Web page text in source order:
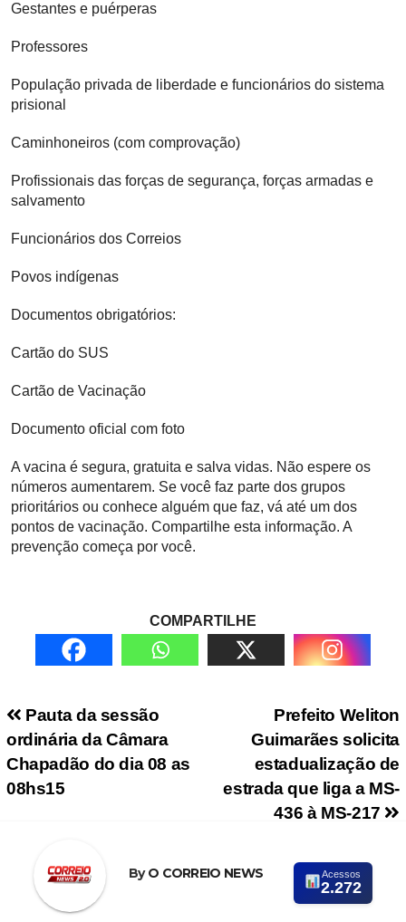
Gestantes e puérperas
Professores
População privada de liberdade e funcionários do sistema
prisional
Caminhoneiros (com comprovação)
Profissionais das forças de segurança, forças armadas e
salvamento
Funcionários dos Correios
Povos indígenas
Documentos obrigatórios:
Cartão do SUS
Cartão de Vacinação
Documento oficial com foto
A vacina é segura, gratuita e salva vidas. Não espere os
números aumentarem. Se você faz parte dos grupos
prioritários ou conhece alguém que faz, vá até um dos
pontos de vacinação. Compartilhe esta informação. A
prevenção começa por você.
COMPARTILHE
Navegação de Post
Prefeito Weliton
Guimarães solicita
estadualização de
estrada que liga a MS-
436 à MS-217
Pauta da sessão
ordinária da Câmara
Chapadão do dia 08 as
08hs15
ByO CORREIO NEWS Acessos
2.272